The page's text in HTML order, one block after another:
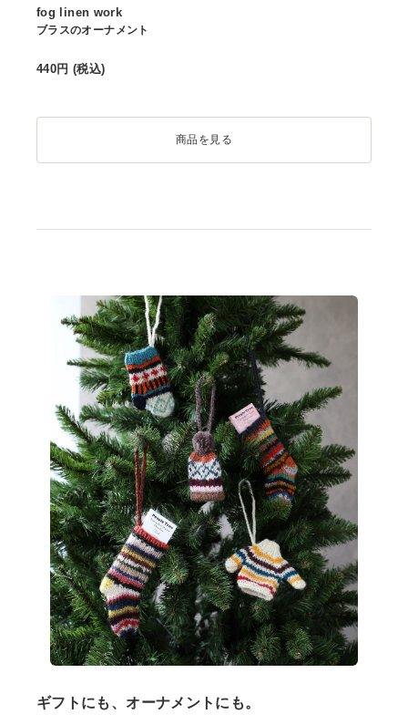
fog linen work
ブラスのオーナメント
440円 (税込)
商品を見る
ギフトにも、オーナメントにも。